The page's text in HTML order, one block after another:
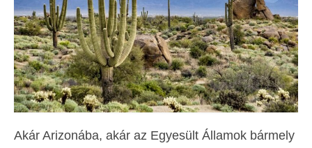
Magyar
Hrvatski(Horvát)
Čeština(Cseh)
Dansk(Dán)
Nederlands(Holland)
Akár Arizonába, akár az Egyesült Államok bármely